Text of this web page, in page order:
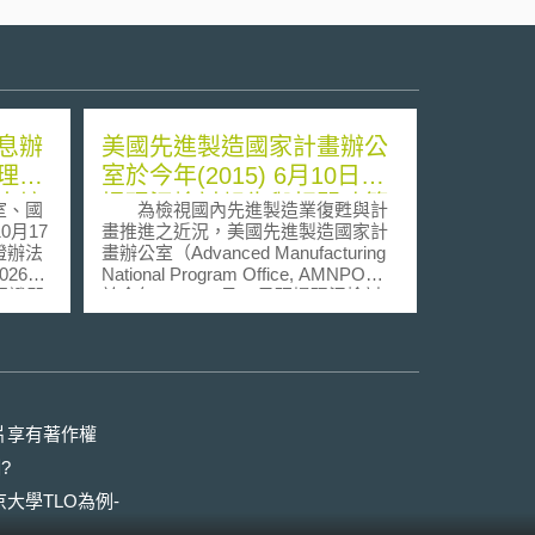
辦
總
境
、國
月17
辦法
年
證即
使用
資
網
機
國
境外
權利
美國先進製造國家計畫辦公
室於今年(2015) 6月10日研
提現況檢討報告與相關政策
資料
為檢視國內先進製造業復甦與計
畫推進之近況，美國先進製造國家計
畫辦公室（Advanced Manufacturing
National Program Office, AMNPO）
於今年(2015) 6月10日研提現況檢討
報告與相關政策資料，該項報告主要
製造之資源整合與共同研發等措施，
然而，觀察基礎科研端到市場端仍存
享有著作權
大學TLO為例-